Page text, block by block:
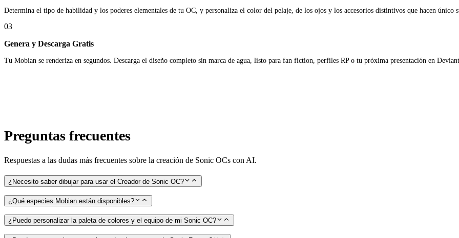
Determina el tipo de habilidad y los poderes elementales de tu OC, y personaliza el color del pelaje, de los ojos y los accesorios distintivos que hacen único
03
Genera y Descarga Gratis
Tu Mobian se renderiza en segundos. Descarga el diseño completo sin marca de agua, listo para fan fiction, perfiles RP o tu próxima presentación en
Preguntas frecuentes
Respuestas a las dudas más frecuentes sobre la creación de Sonic OCs con AI.
¿Necesito saber dibujar para usar el Creador de Sonic OC?
¿Qué especies Mobian están disponibles?
¿Puedo personalizar la paleta de colores y el equipo de mi Sonic OC?